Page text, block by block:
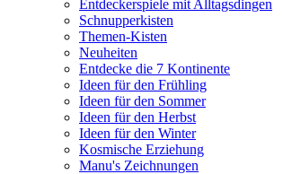
Entdeckerspiele mit Alltagsdingen
Schnupperkisten
Themen-Kisten
Neuheiten
Entdecke die 7 Kontinente
Ideen für den Frühling
Ideen für den Sommer
Ideen für den Herbst
Ideen für den Winter
Kosmische Erziehung
Manu's Zeichnungen